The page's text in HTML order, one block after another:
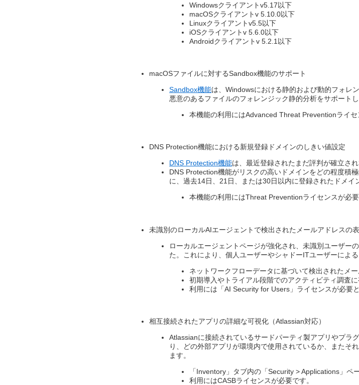
Windowsクライアントv5.17以下​
macOSクライアントv 5.10.0以下​
Linuxクライアントv5.5以下​
iOSクライアントv 5.6.0以下​
Androidクライアントv 5.2.1以下​
macOSファイルに対するSandbox機能のサポート
Sandbox機能は、Windowsにおける静的および動的フォレ
悪意のあるファイルのフォレンジック静的分析をサポートし
本機能の利用にはAdvanced Threat Preventionライセ
DNS Protection機能における新規登録ドメインのしきい値設定​
DNS Protection機能は、最近登録されたまだ評判が確立さ
DNS Protection機能がリスクの高いドメインをどの程度積
に、過去14日、21日、または30日以内に登録されたドメイ
本機能の利用にはThreat Preventionライセンスが必要
未識別のローカルAIエージェントで検出されたメールアドレスの
ローカルエージェントページが強化され、未識別ユーザー
た。これにより、個人ユーザーやシャドーITユーザーによ
ネットワークフローデータに基づいて検出されたメ
初期導入やトライアル段階でのアクティビティ調査に
利用には「AI Security for Users」ライセンスが必要
相互接続されたアプリの詳細な可視化（Atlassian対応）
Atlassianに接続されているサードパーティ製アプリやプラ
り、どの外部アプリが環境内で使用されているか、またそ
ます。
「Inventory」タブ内の「Security > Applications」
利用にはCASBライセンスが必要です。